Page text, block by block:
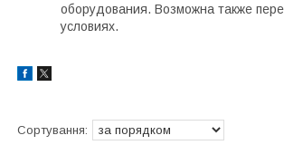
оборудования. Возможна также
условиях.